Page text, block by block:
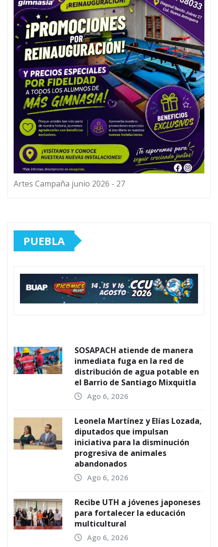
Artes Campaña junio 2026 - 27
PUEBLA
SOSAPACH atiende de manera
inmediata fuga en la red de
distribución de agua potable en
el Barrio de Santiago Mixquitla
Ago 6, 2026
Leonela Martínez y Elías Lozada,
diputados que impulsan
iniciativa para la disminución
progresiva de animales
abandonados
Ago 6, 2026
Recibe UTH a jóvenes japoneses
para fortalecer la educación
multicultural
Ago 6, 2026